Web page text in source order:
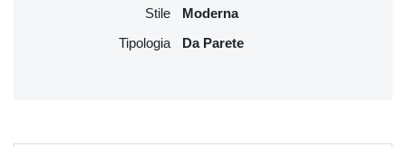
Stile Moderna
Tipologia Da Parete